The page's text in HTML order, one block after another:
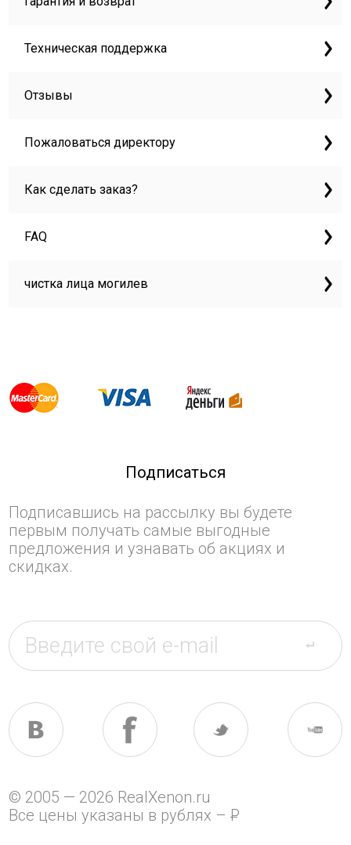
Техническая поддержка
Отзывы
Пожаловаться директору
Как сделать заказ?
FAQ
чистка лица могилев
Подписаться
Подписавшись на рассылку вы будете
первым получать самые выгодные
предложения и узнавать об акциях и
скидках.
© 2005 — 2026 RealXenon.ru
Все цены указаны в рублях –P